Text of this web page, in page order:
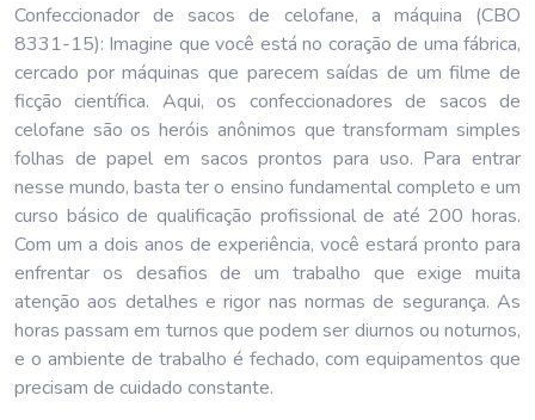
Confeccionador de sacos de celofane, a máquina (CBO
8331-15): Imagine que você está no coração de uma fábrica,
cercado por máquinas que parecem saídas de um filme de
ficção científica. Aqui, os confeccionadores de sacos de
celofane são os heróis anônimos que transformam simples
folhas de papel em sacos prontos para uso. Para entrar
nesse mundo, basta ter o ensino fundamental completo e um
curso básico de qualificação profissional de até 200 horas.
Com um a dois anos de experiência, você estará pronto para
enfrentar os desafios de um trabalho que exige muita
atenção aos detalhes e rigor nas normas de segurança. As
horas passam em turnos que podem ser diurnos ou noturnos,
e o ambiente de trabalho é fechado, com equipamentos que
precisam de cuidado constante.